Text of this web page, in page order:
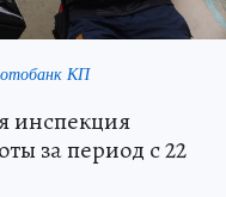
КП
инспекция
за период с 22